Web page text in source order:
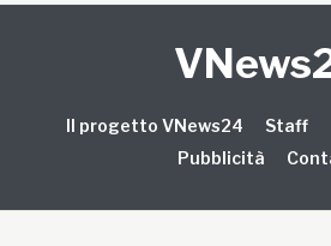
Il progetto VNews24 Staff
Pubblicità